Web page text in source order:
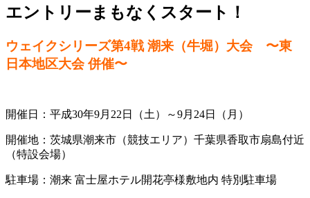
エントリーまもなくスタート！
ウェイクシリーズ第4戦 潮来（牛堀）大会 〜東
日本地区大会 併催〜
開催日：平成30年9月22日（土）～9月24日（月）
開催地：茨城県潮来市（競技エリア）千葉県香取市扇島付近
（特設会場）
駐車場：潮来 富士屋ホテル開花亭様敷地内 特別駐車場